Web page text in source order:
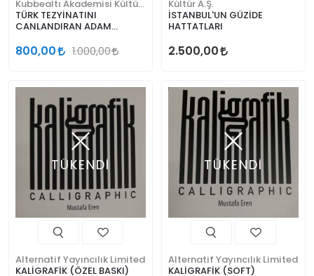
TÜRK TEZYİNATINI
CANLANDIRAN ADAM
The Man Who Revived
800,00 1.000,00
Kültür A.Ş.
İSTANBUL'UN GÜZİDE
HATTATLARI
2.500,00
TÜKENDİ
Alternatif Yayıncılık Limited
KALİGRAFİK (ÖZEL BASKI)
TÜKENDİ
Alternatif Yayıncılık Limited
KALİGRAFİK (SOFT)